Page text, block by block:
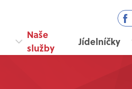
Naše
služby
Jídelníčky